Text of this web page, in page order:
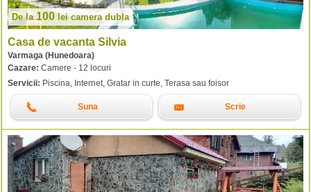
De la100 leicamera dubla
Casa de vacanta Silvia
Varmaga (Hunedoara)
Cazare: Camere - 12 locuri
Servicii: Piscina, Internet, Gratar in curte, Terasa sau foisor
Suna Scrie